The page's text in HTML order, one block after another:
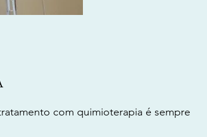
com quimioterapia é sempre